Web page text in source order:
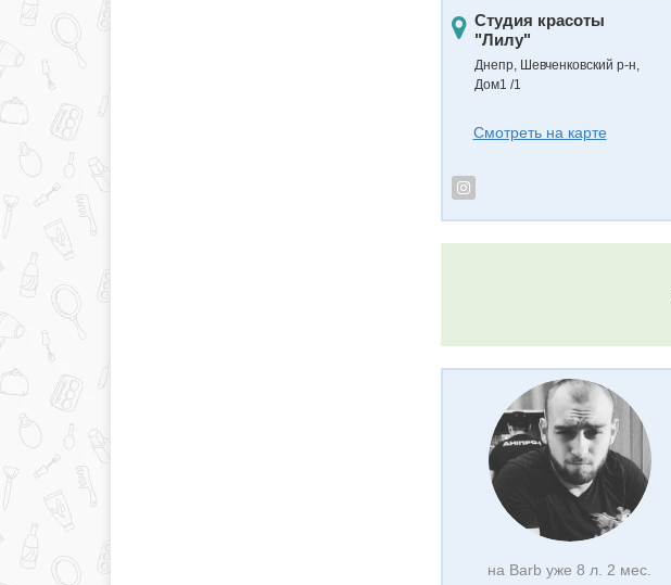
Студия красоты
"Лилу"
Днепр, Шевченковский р-н,
Дом1 /1
Смотреть на карте
на Barb уже 8 л. 2 мес.